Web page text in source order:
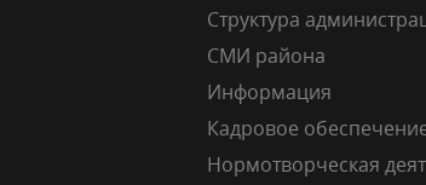
Структура
СМИ района
Информация
Кадровое
Нормотворческая